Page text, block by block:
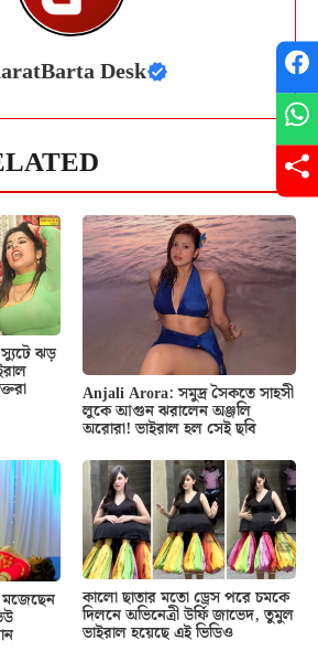
Desk
ঝড়
Anjali Arora: সমুদ্র সৈকতে সাহসী
লুকে আগুন ঝরালেন অঞ্জলি
অরোরা! ভাইরাল হল সেই ছবি
মজেছেন কালো ছাতার মতো ড্রেস পরে চমকে
দিলনে অভিনেত্রী উর্ফি জাভেদ, তুমুল
ভাইরাল হয়েছে এই ভিডিও